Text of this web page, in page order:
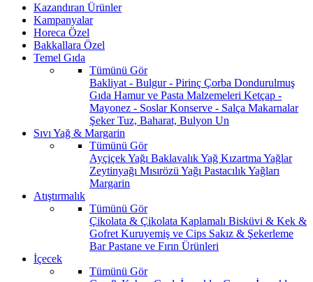
Kazandıran Ürünler
Kampanyalar
Horeca Özel
Bakkallara Özel
Temel Gıda
Tümünü Gör
Bakliyat - Bulgur - Pirinç Çorba Dondurulmuş
Gıda Hamur ve Pasta Malzemeleri Ketçap -
Mayonez - SoslarKonserve - Salça Makarnalar
ŞekerTuz, Baharat, Bulyon Un
Sıvı Yağ & Margarin
Tümünü Gör
Ayçiçek Yağı Baklavalık Yağ Kızartma Yağlar
Zeytinyağı Mısırözü Yağı Pastacılık Yağları
Margarin
Atıştırmalık
Tümünü Gör
Çikolata & Çikolata Kaplamalı Bisküvi & Kek &
Gofret Kuruyemiş ve Cips Sakız & Şekerleme
BarPastane ve Fırın Ürünleri
İçecek
Tümünü Gör